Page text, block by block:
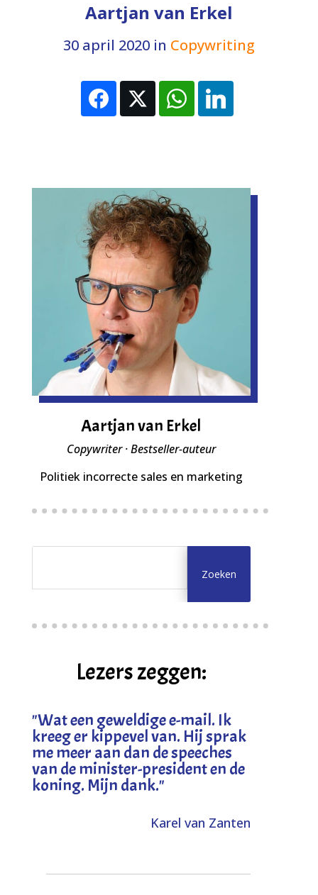
Aartjan van Erkel
30 april 2020in Copywriting
Aartjan van Erkel
Copywriter · Bestseller-auteur
Politiek incorrecte sales en marketing
Lezers zeggen:
"Wat een geweldige e-mail. Ik
kreeg er kippevel van. Hij sprak
me meer aan dan de speeches
van de minister-president en de
koning. Mijn dank."
Karel van Zanten